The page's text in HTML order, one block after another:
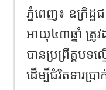
ភ្នំពេញ៖ ឧក្រិដ្ឋ
អាយុ៤៣ឆ្នាំ ត្រូ
បានប្រព្រឹត្តបទ
ដើម្បីជំរិតទារប្